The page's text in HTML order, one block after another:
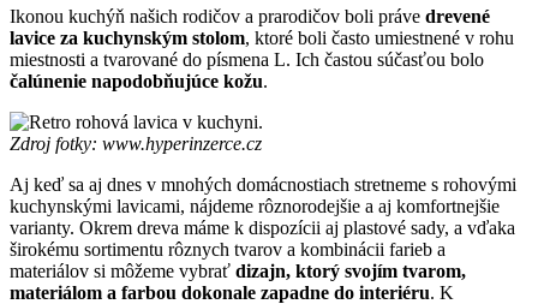
Ikonou kuchýň našich rodičov a prarodičov boli práve drevené
lavice za kuchynským stolom, ktoré boli často umiestnené v rohu
miestnosti a tvarované do písmena L. Ich častou súčasťou bolo
čalúnenie napodobňujúce kožu.
Zdroj fotky: www.hyperinzerce.cz
Aj keď sa aj dnes v mnohých domácnostiach stretneme s rohovými
kuchynskými lavicami, nájdeme rôznorodejšie a aj komfortnejšie
varianty. Okrem dreva máme k dispozícii aj plastové sady, a vďaka
širokému sortimentu rôznych tvarov a kombinácii farieb a
materiálov si môžeme vybrať dizajn, ktorý svojím tvarom,
materiálom a farbou dokonale zapadne do interiéru. K